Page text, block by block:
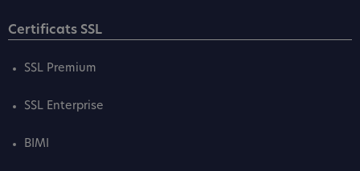
Certificats SSL
SSL Premium
SSL Enterprise
BIMI